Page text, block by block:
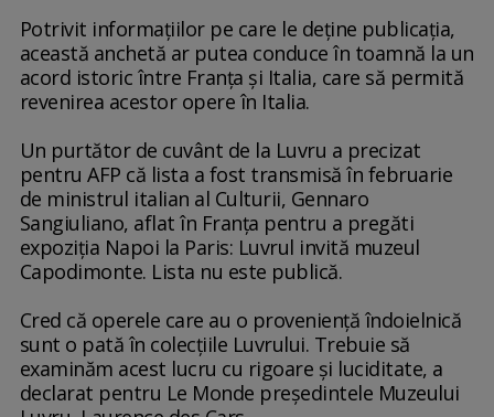
Potrivit informaţiilor pe care le deţine publicaţia,
această anchetă ar putea conduce în toamnă la un
acord istoric între Franţa şi Italia, care să permită
revenirea acestor opere în Italia.
Un purtător de cuvânt de la Luvru a precizat
pentru AFP că lista a fost transmisă în februarie
de ministrul italian al Culturii, Gennaro
Sangiuliano, aflat în Franţa pentru a pregăti
expoziţia Napoi la Paris: Luvrul invită muzeul
Capodimonte. Lista nu este publică.
Cred că operele care au o provenienţă îndoielnică
sunt o pată în colecţiile Luvrului. Trebuie să
examinăm acest lucru cu rigoare şi luciditate, a
declarat pentru Le Monde preşedintele Muzeului